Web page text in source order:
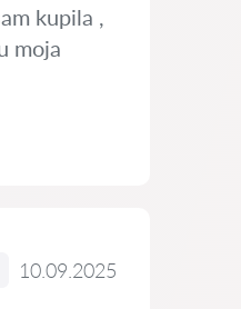
kupila ,
moja
10.09.2025